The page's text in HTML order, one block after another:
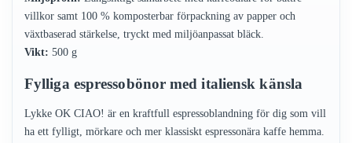
villkor samt 100 % komposterbar förpackning av papper och
växtbaserad stärkelse, tryckt med miljöanpassat bläck.
Vikt: 500 g
Fylliga espressobönor med italiensk känsla
Lykke OK CIAO! är en kraftfull espressoblandning för dig som vill
ha ett fylligt, mörkare och mer klassiskt espressonära kaffe hemma.